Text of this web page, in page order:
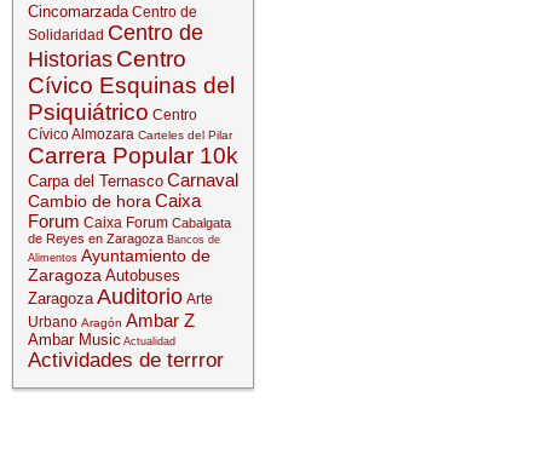
Cincomarzada Centro de
Solidaridad Centro de
Historias Centro
Cívico Esquinas del
Psiquiátrico Centro
Cívico Almozara Carteles del Pilar
Carrera Popular 10k
Carpa del Ternasco Carnaval
Cambio de hora Caixa
Forum Caixa Forum Cabalgata
de Reyes en Zaragoza Bancos de
Alimentos Ayuntamiento de
Zaragoza Autobuses
Zaragoza Auditorio Arte
Urbano Aragón Ambar Z
Ambar Music Actualidad
Actividades de terrror